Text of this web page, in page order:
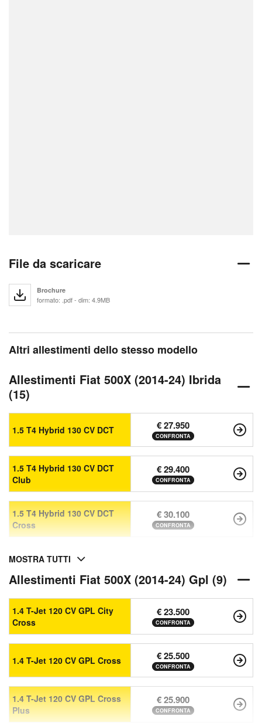
File da scaricare
Brochure
formato: .pdf - dim: 4.9MB
Altri allestimenti dello stesso modello
Allestimenti Fiat 500X (2014-24) Ibrida
(15)
1.5 T4 Hybrid 130 CV DCT € 27.950
CONFRONTA
1.5 T4 Hybrid 130 CV DCT
Club
€ 29.400
CONFRONTA
1.5 T4 Hybrid 130 CV DCT
Cross
€ 30.100
CONFRONTA
MOSTRA TUTTI
Allestimenti Fiat 500X (2014-24) Gpl (9)
1.4 T-Jet 120 CV GPL City
Cross
€ 23.500
CONFRONTA
1.4 T-Jet 120 CV GPL Cross € 25.500
CONFRONTA
1.4 T-Jet 120 CV GPL Cross
Plus
€ 25.900
CONFRONTA